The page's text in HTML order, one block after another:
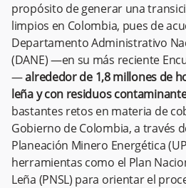
propósito de generar una
limpios en Colombia, pues de
Departamento Administrativo
(DANE) —en su más reciente
—alrededor de 1,8 millones de
leña y con residuos
bastantes retos en materia de
Gobierno de Colombia, a través
Planeación Minero Energética
herramientas como el Plan
Leña (PNSL) para orientar el